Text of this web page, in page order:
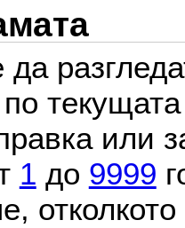
да
или
1 до 9999